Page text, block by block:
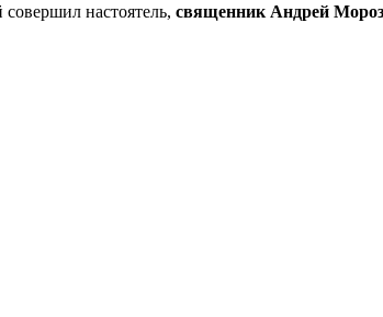
настоятель, священник Андрей